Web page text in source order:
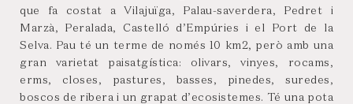
que fa costat a Vilajuïga, Palau-saverdera, Pedret i
Marzà, Peralada, Castelló d’Empúries i el Port de la
Selva. Pau té un terme de només 10 km2, però amb una
gran varietat paisatgística: olivars, vinyes, rocams,
erms, closes, pastures, basses, pinedes, suredes,
boscos de ribera i un grapat d’ecosistemes. Té una pota